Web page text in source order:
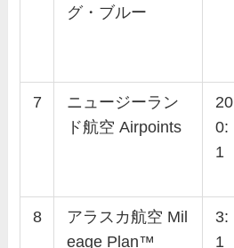
グ・ブルー
7
ニュージーラン
ド航空 Airpoints
20
0:
1
8
アラスカ航空 Mil
eage Plan™
3:
1